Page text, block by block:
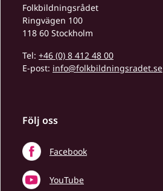
Folkbildningsrådet
Ringvägen 100
118 60 Stockholm
Tel: +46 (0) 8 412 48 00
E-post: info@folkbildningsradet.se
Följ oss
Facebook
YouTube